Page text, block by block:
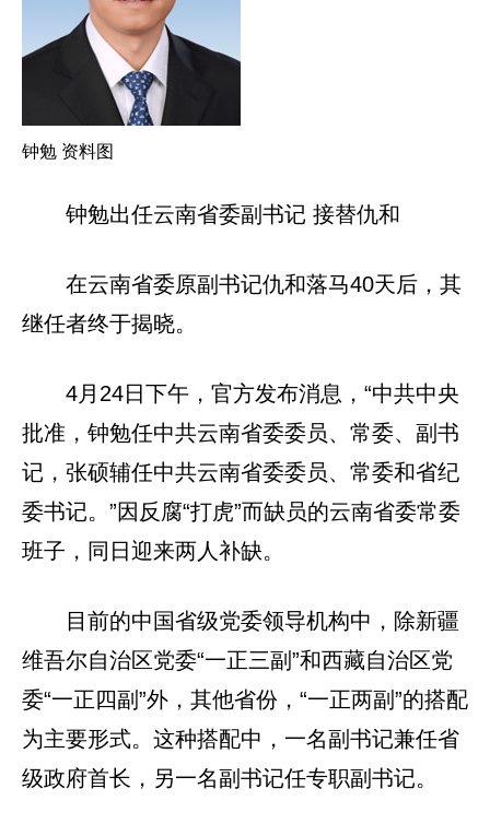
钟勉 资料图
钟勉出任云南省委副书记 接替仇和
在云南省委原副书记仇和落马40天后，其
继任者终于揭晓。
4月24日下午，官方发布消息，“中共中央
批准，钟勉任中共云南省委委员、常委、副书
记，张硕辅任中共云南省委委员、常委和省纪
委书记。”因反腐“打虎”而缺员的云南省委常委
班子，同日迎来两人补缺。
目前的中国省级党委领导机构中，除新疆
维吾尔自治区党委“一正三副”和西藏自治区党
委“一正四副”外，其他省份，“一正两副”的搭配
为主要形式。这种搭配中，一名副书记兼任省
级政府首长，另一名副书记任专职副书记。